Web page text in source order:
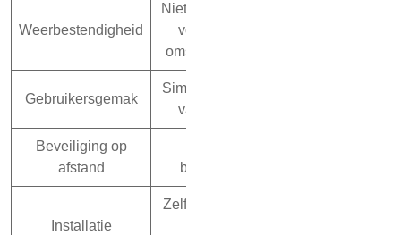
Weerbestendigheid
Niet altijd geschikt
voor extreme
omstandigheden
Gebruikersgemak
Simpele interface,
vaak beperkt
Beveiliging op
afstand
beschikbaar
Installatie
Zelf te installeren,